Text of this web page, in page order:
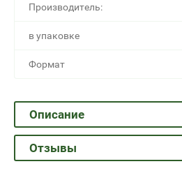
Производитель:
в упаковке
Формат
Описание
Отзывы